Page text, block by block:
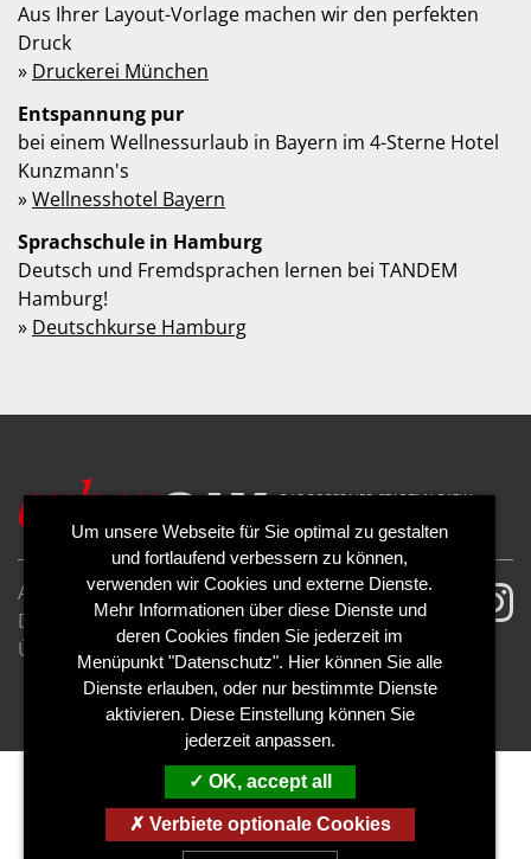
Aus Ihrer Layout-Vorlage machen wir den perfekten
Druck
» Druckerei München
Entspannung pur
bei einem Wellnessurlaub in Bayern im 4-Sterne Hotel
Kunzmann's
»Wellnesshotel Bayern
Sprachschule in Hamburg
Deutsch und Fremdsprachen lernen bei TANDEM
Hamburg!
» Deutschkurse Hamburg
AGB
Impressum
Datenschutzerklärung
Cookies
Über uns
Kontakt
Mediadaten
Abo kündigen
Abo widerrufen
Um unsere Webseite für Sie optimal zu gestalten
und fortlaufend verbessern zu können,
verwenden wir Cookies und externe Dienste.
Mehr Informationen über diese Dienste und
deren Cookies finden Sie jederzeit im
Menüpunkt "Datenschutz". Hier können Sie alle
Dienste erlauben, oder nur bestimmte Dienste
aktivieren. Diese Einstellung können Sie
jederzeit anpassen.
OK, accept all
Verbiete optionale Cookies